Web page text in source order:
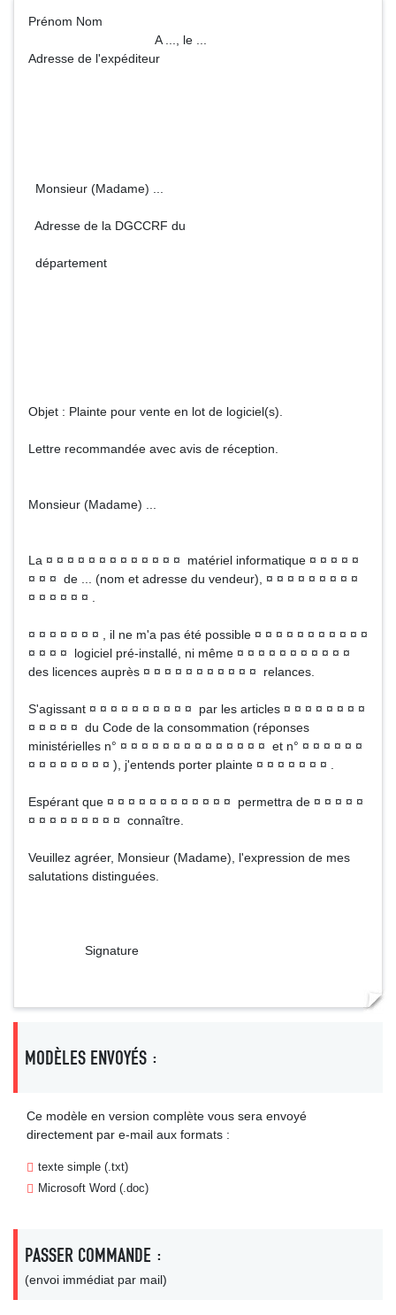
Prénom Nom
A ..., le ...
Adresse de l'expéditeur
Monsieur (Madame) ...
Adresse de la DGCCRF du
département
Objet : Plainte pour vente en lot de logiciel(s).
Lettre recommandée avec avis de réception.
Monsieur (Madame) ...
La ¤ ¤ ¤ ¤ ¤ ¤ ¤ ¤ ¤ ¤ ¤ ¤ ¤ matériel informatique ¤ ¤ ¤ ¤ ¤
¤ ¤ ¤ de ... (nom et adresse du vendeur), ¤ ¤ ¤ ¤ ¤ ¤ ¤ ¤ ¤
¤ ¤ ¤ ¤ ¤ ¤ .
¤ ¤ ¤ ¤ ¤ ¤ ¤ , il ne m'a pas été possible ¤ ¤ ¤ ¤ ¤ ¤ ¤ ¤ ¤ ¤ ¤
¤ ¤ ¤ ¤ logiciel pré-installé, ni même ¤ ¤ ¤ ¤ ¤ ¤ ¤ ¤ ¤ ¤ ¤
des licences auprès ¤ ¤ ¤ ¤ ¤ ¤ ¤ ¤ ¤ ¤ ¤ relances.
S'agissant ¤ ¤ ¤ ¤ ¤ ¤ ¤ ¤ ¤ ¤ par les articles ¤ ¤ ¤ ¤ ¤ ¤ ¤ ¤
¤ ¤ ¤ ¤ ¤ du Code de la consommation (réponses
ministérielles n° ¤ ¤ ¤ ¤ ¤ ¤ ¤ ¤ ¤ ¤ ¤ ¤ ¤ ¤ et n° ¤ ¤ ¤ ¤ ¤ ¤
¤ ¤ ¤ ¤ ¤ ¤ ¤ ¤ ), j'entends porter plainte ¤ ¤ ¤ ¤ ¤ ¤ ¤ .
Espérant que ¤ ¤ ¤ ¤ ¤ ¤ ¤ ¤ ¤ ¤ ¤ ¤ permettra de ¤ ¤ ¤ ¤ ¤
¤ ¤ ¤ ¤ ¤ ¤ ¤ ¤ ¤ connaître.
Veuillez agréer, Monsieur (Madame), l'expression de mes
salutations distinguées.
Signature
MODÈLES ENVOYÉS :
Ce modèle en version complète vous sera envoyé
directement par e-mail aux formats :
texte simple (.txt)
Microsoft Word (.doc)
PASSER COMMANDE :
(envoi immédiat par mail)